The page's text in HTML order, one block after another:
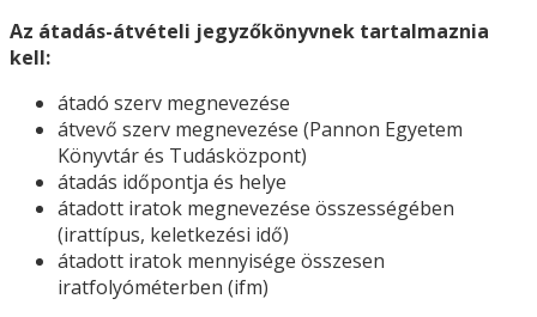
Az átadás-átvételi jegyzőkönyvnek tartalmaznia
kell:
átadó szerv megnevezése
átvevő szerv megnevezése (Pannon Egyetem
Könyvtár és Tudásközpont)
átadás időpontja és helye
átadott iratok megnevezése összességében
(irattípus, keletkezési idő)
átadott iratok mennyisége összesen
iratfolyóméterben (ifm)